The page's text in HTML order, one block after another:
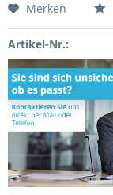
Merken
Artikel-Nr.: